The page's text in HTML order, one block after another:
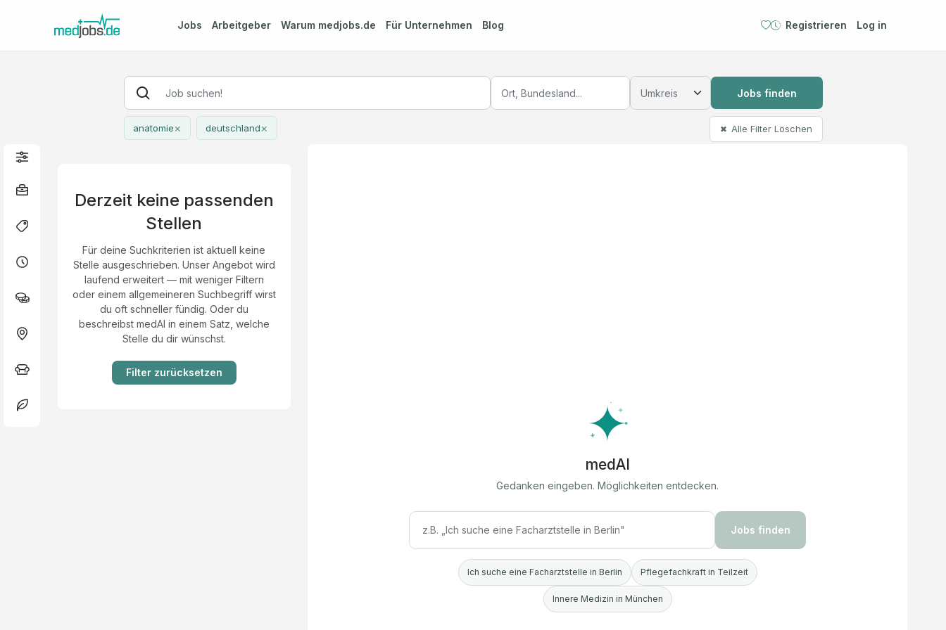
Jobs Arbeitgeber Warum medjobs.de Für Unternehmen Blog Registrieren Log in
Jobs finden
anatomie× deutschland× ✖ Alle Filter Löschen
Derzeit keine passenden
Stellen
Für deine Suchkriterien ist aktuell keine
Stelle ausgeschrieben. Unser Angebot wird
laufend erweitert — mit weniger Filtern
oder einem allgemeineren Suchbegriff wirst
du oft schneller fündig. Oder du
beschreibst medAI in einem Satz, welche
Stelle du dir wünschst.
Filter zurücksetzen
medAI
Gedanken eingeben. Möglichkeiten entdecken.
Jobs finden
Ich suche eine Facharztstelle in Berlin Pflegefachkraft in Teilzeit
Innere Medizin in München